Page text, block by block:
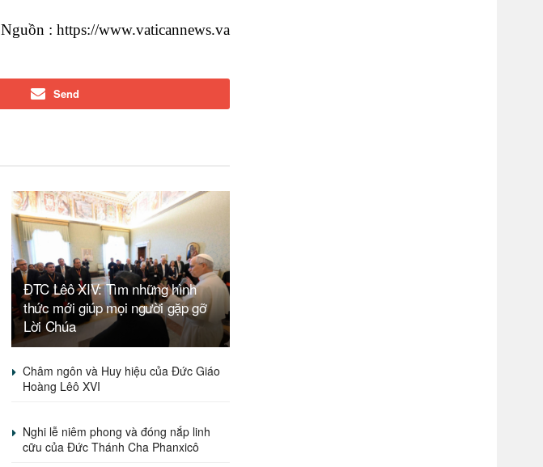
Nguồn : https://www.vaticannews.va
Send
ĐTC Lêô XIV: Tìm những hình
thức mới giúp mọi người gặp gỡ
Lời Chúa
Châm ngôn và Huy hiệu của Đức Giáo
Hoàng Lêô XVI
Nghi lễ niêm phong và đóng nắp linh
cữu của Đức Thánh Cha Phanxicô